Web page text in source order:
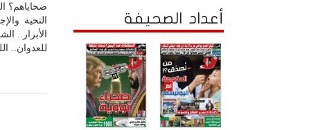
ضحاياهم؟
التحية
الأبرار..
للعدوان..
أعداد الصحيفة